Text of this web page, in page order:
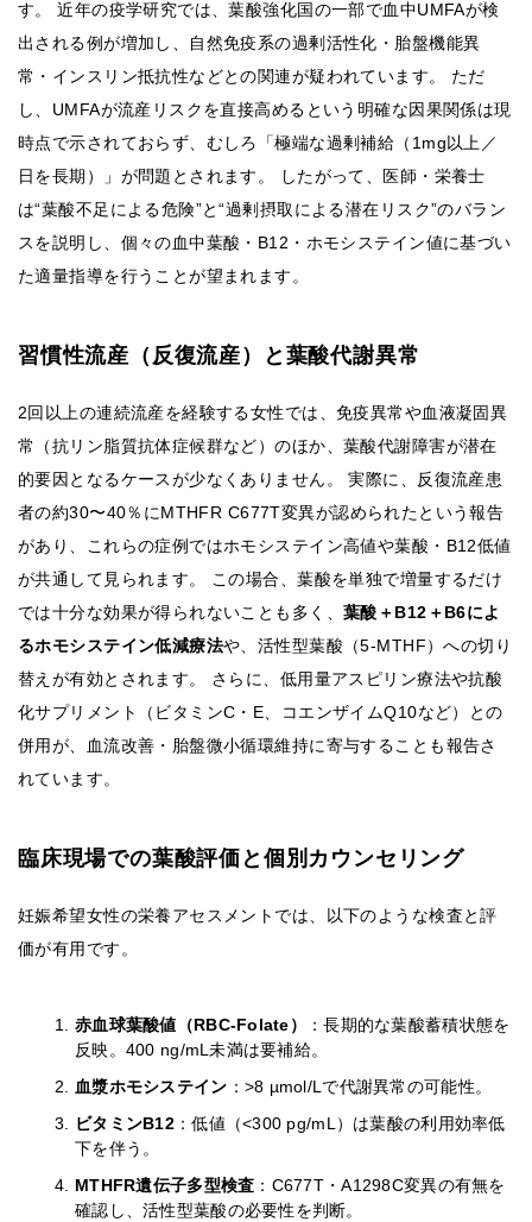
す。 近年の疫学研究では、葉酸強化国の一部で血中UMFAが検
出される例が増加し、自然免疫系の過剰活性化・胎盤機能異
常・インスリン抵抗性などとの関連が疑われています。 ただ
し、UMFAが流産リスクを直接高めるという明確な因果関係は現
時点で示されておらず、むしろ「極端な過剰補給（1mg以上／
日を長期）」が問題とされます。 したがって、医師・栄養士
は“葉酸不足による危険”と“過剰摂取による潜在リスク”のバラン
スを説明し、個々の血中葉酸・B12・ホモシステイン値に基づい
た適量指導を行うことが望まれます。
習慣性流産（反復流産）と葉酸代謝異常
2回以上の連続流産を経験する女性では、免疫異常や血液凝固異
常（抗リン脂質抗体症候群など）のほか、葉酸代謝障害が潜在
的要因となるケースが少なくありません。 実際に、反復流産患
者の約30〜40％にMTHFR C677T変異が認められたという報告
があり、これらの症例ではホモシステイン高値や葉酸・B12低値
が共通して見られます。 この場合、葉酸を単独で増量するだけ
では十分な効果が得られないことも多く、 葉酸＋B12＋B6によ
るホモシステイン低減療法や、活性型葉酸（5-MTHF）への切り
替えが有効とされます。 さらに、低用量アスピリン療法や抗酸
化サプリメント（ビタミンC・E、コエンザイムQ10など）との
併用が、血流改善・胎盤微小循環維持に寄与することも報告さ
れています。
臨床現場での葉酸評価と個別カウンセリング
妊娠希望女性の栄養アセスメントでは、以下のような検査と評
価が有用です。
赤血球葉酸値（RBC-Folate）
：長期的な葉酸蓄積状態を
反映。400 ng/mL未満は要補給。
血漿ホモシステイン ：>8 µmol/Lで代謝異常の可能性。
ビタミンB12：低値（<300 pg/mL）は葉酸の利用効率低
下を伴う。
MTHFR遺伝子多型検査 ：C677T・A1298C変異の有無を
確認し、活性型葉酸の必要性を判断。